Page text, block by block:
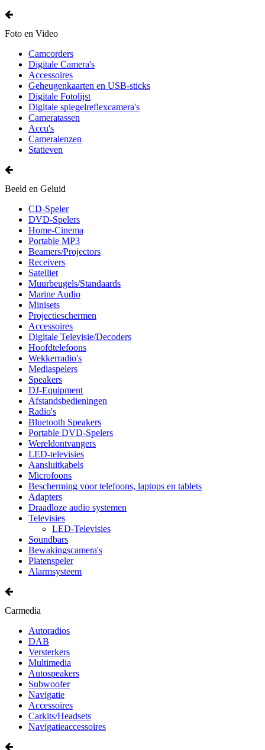
Foto en Video
Camcorders
Digitale Camera's
Accessoires
Geheugenkaarten en USB-sticks
Digitale Fotolijst
Digitale spiegelreflexcamera's
Cameratassen
Accu's
Cameralenzen
Statieven
Beeld en Geluid
CD-Speler
DVD-Spelers
Home-Cinema
Portable MP3
Beamers/Projectors
Receivers
Satelliet
Muurbeugels/Standaards
Marine Audio
Minisets
Projectieschermen
Accessoires
Digitale Televisie/Decoders
Hoofdtelefoons
Wekkerradio's
Mediaspelers
Speakers
DJ-Equipment
Afstandsbedieningen
Radio's
Bluetooth Speakers
Portable DVD-Spelers
Wereldontvangers
LED-televisies
Aansluitkabels
Microfoons
Bescherming voor telefoons, laptops en tablets
Adapters
Draadloze audio systemen
Televisies
LED-Televisies
Soundbars
Bewakingscamera's
Platenspeler
Alarmsysteem
Carmedia
Autoradios
DAB
Versterkers
Multimedia
Autospeakers
Subwoofer
Navigatie
Accessoires
Carkits/Headsets
Navigatieaccessoires